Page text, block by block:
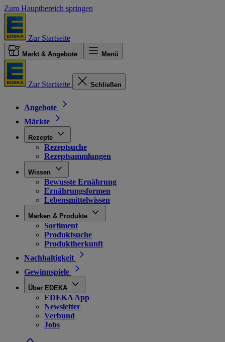
Zum Hauptbereich springen
Zur Startseite
Markt & Angebote Menü
Zur Startseite Schließen
Angebote
Märkte
Rezepte
Rezeptsuche
Rezeptsammlungen
Wissen
Bewusste Ernährung
Ernährungsformen
Lebensmittelwissen
Marken & Produkte
Sortiment
Produktsuche
Produktherkunft
Nachhaltigkeit
Gewinnspiele
Über EDEKA
EDEKA App
Newsletter
Verbund
Jobs